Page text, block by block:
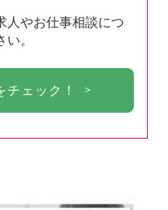
人やお仕事相談につ
。
ェック！